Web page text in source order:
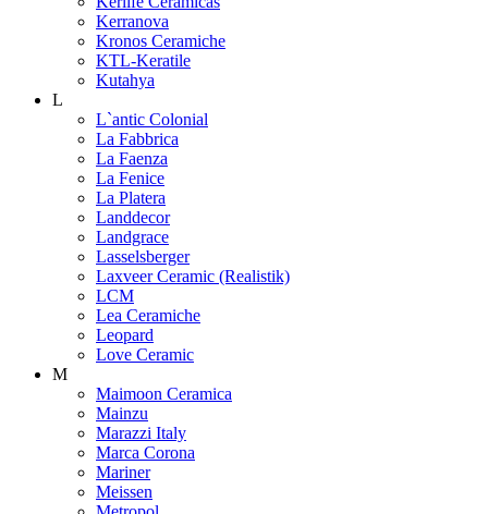
Kerranova
Kronos Ceramiche
KTL-Keratile
Kutahya
L
L`antic Colonial
La Fabbrica
La Faenza
La Fenice
La Platera
Landdecor
Landgrace
Lasselsberger
Laxveer Ceramic (Realistik)
LCM
Lea Ceramiche
Leopard
Love Ceramic
M
Maimoon Ceramica
Mainzu
Marazzi Italy
Marca Corona
Mariner
Meissen